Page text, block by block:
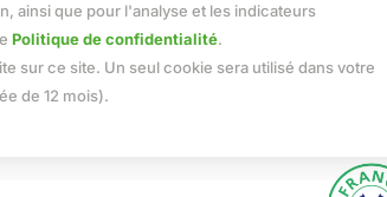
Charpente industrialisée bois
Charpente traditionnelle
Ossature bois
Plancher bois
ainsi que pour l'analyse et les indicateurs
Politique de confidentialité.
sur ce site. Un seul cookie sera utilisé dans votre
de 12 mois).